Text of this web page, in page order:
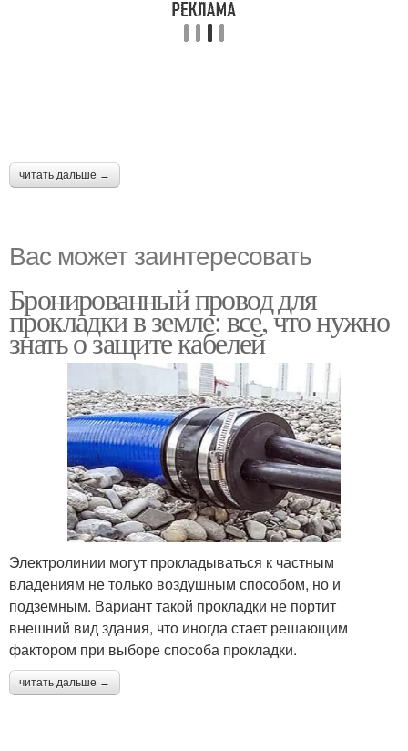
читать дальше →
Вас может заинтересовать
Бронированный провод для
прокладки в земле: все, что нужно
знать о защите кабелей
Электролинии могут прокладываться к частным
владениям не только воздушным способом, но и
подземным. Вариант такой прокладки не портит
внешний вид здания, что иногда стает решающим
фактором при выборе способа прокладки.
читать дальше →